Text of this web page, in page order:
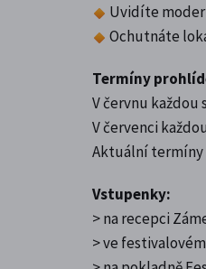
Uvidíte
Ochutnáte
Termíny
V červnu každou
V červenci
Aktuální
Vstupenky:
> na recepci
> ve